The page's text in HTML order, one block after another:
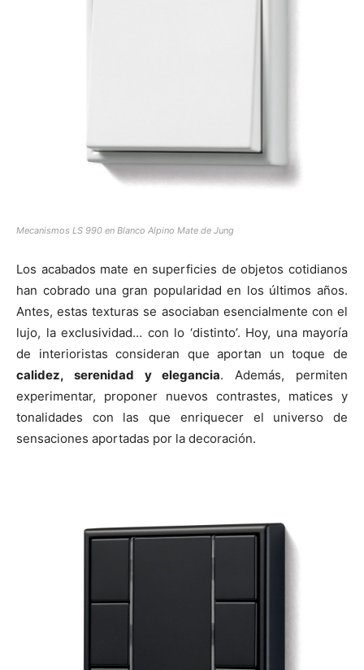
Mecanismos LS 990 en Blanco Alpino Mate de Jung
Los acabados mate en superficies de objetos cotidianos
han cobrado una gran popularidad en los últimos años.
Antes, estas texturas se asociaban esencialmente con el
lujo, la exclusividad… con lo ‘distinto’. Hoy, una mayoría
de interioristas consideran que aportan un toque de
calidez, serenidad y elegancia. Además, permiten
experimentar, proponer nuevos contrastes, matices y
tonalidades con las que enriquecer el universo de
sensaciones aportadas por la decoración.